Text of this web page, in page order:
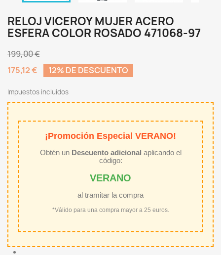
RELOJ VICEROY MUJER ACERO
ESFERA COLOR ROSADO 471068-97
199,00 €
175,12 €
12% DE DESCUENTO
Impuestos incluidos
¡Promoción Especial VERANO!
Obtén un Descuento adicional aplicando el
código:
VERANO
al tramitar la compra
*Válido para una compra mayor a 25 euros.